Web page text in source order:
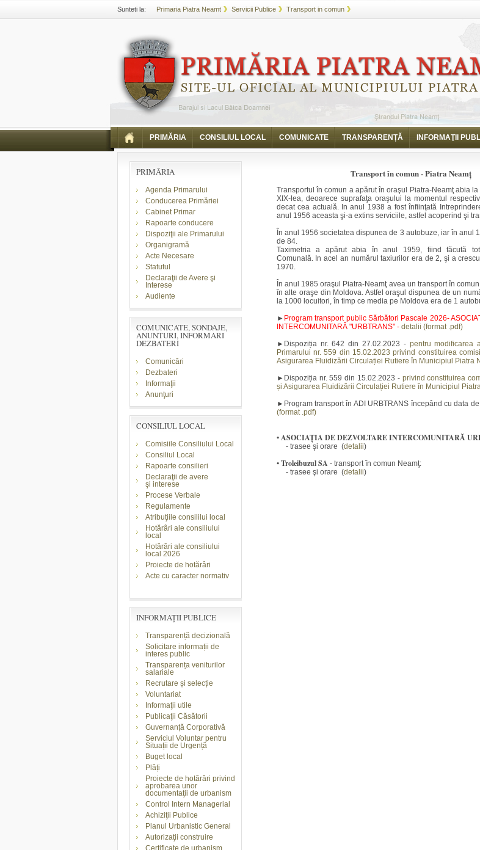
Sunteti la: Primaria Piatra Neamt Servicii Publice Transport in comun
PRIMĂRIA CONSILIUL LOCAL COMUNICATE TRANSPARENȚĂ INFORMAŢII
PRIMĂRIA
Agenda Primarului
Conducerea Primăriei
Cabinet Primar
Rapoarte conducere
Dispoziţii ale Primarului
Organigramă
Acte Necesare
Statutul
Declaraţii de Avere şi
Interese
Audiente
COMUNICATE, SONDAJE,
ANUNTURI, INFORMARI
DEZBATERI
Comunicări
Dezbateri
Informaţii
Anunţuri
CONSILIUL LOCAL
Comisiile Consiliului Local
Consiliul Local
Rapoarte consilieri
Declaraţii de avere
şi interese
Procese Verbale
Regulamente
Atribuţiile consililui local
Hotărâri ale consiliului
local
Hotărâri ale consiliului
local 2026
Proiecte de hotărâri
Acte cu caracter normativ
INFORMAŢII PUBLICE
Transparență decizională
Solicitare informații de
interes public
Transparența veniturilor
salariale
Recrutare și selecție
Voluntariat
Informaţii utile
Publicaţii Căsătorii
Guvernanță Corporativă
Serviciul Voluntar pentru
Situații de Urgență
Buget local
Plăți
Proiecte de hotărâri privind
aprobarea unor
documentaţii de urbanism
Control Intern Managerial
Achiziţii Publice
Planul Urbanistic General
Autorizaţii construire
Certificate de urbanism
Transport în comun - Piatra Neamţ
Transportul în comun a apărutîn oraşul Piatra-Neamţ abia
XIX-lea, deoarece suprafaţa oraşului la momentul
decat cea actuală. In anul 1938 a fostînfiinţată
anul 1956 aceasta şi-a extins serviciile, astfel acoperind şi
În anul 1956 societatea dispunea de 3 autobuze, iar în anul
de 84.
Taximetria a apărut abia în anul 1959, fiind făcută
Comunală. In acel an numărul taxiurilor era de 2, şi a
1970.
În anul 1985 oraşul Piatra-Neamţ avea un transport în
în alte oraşe din Moldova. Astfel oraşul dispunea de un
la 1000 locuitori, în timp ce media pe Moldova era de 1
► Program transport public Sărbători Pascale 2026-
INTERCOMUNITARĂ "URBTRANS" - detalii (format .pdf)
►Dispoziția nr. 642 din 27.02.2023 - pentru modificarea
Primarului nr. 559 din 15.02.2023 privind constituirea
Asigurarea Fluidizării Circulației Rutiere în Municipiul Piatra
►Dispoziția nr. 559 din 15.02.2023 - privind constituirea
și Asigurarea Fluidizării Circulației Rutiere în Municipiul
►Program transport în ADI URBTRANS începând cu data
(format .pdf)
•ASOCIAȚIA DE DEZVOLTARE INTERCOMUNITARĂ
- trasee şi orare (detalii)
•Troleibuzul SA - transport în comun Neamţ:
- trasee şi orare (detalii)